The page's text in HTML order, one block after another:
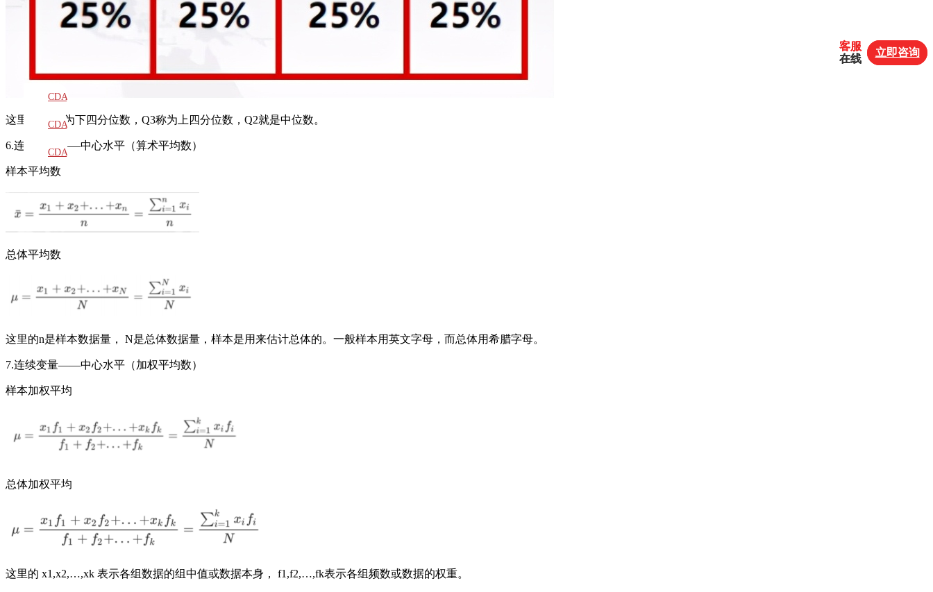
这里的Q1称为下四分位数，Q3称为上四分位数，Q2就是中位数。
6.连续变量——中心水平（算术平均数）
样本平均数
总体平均数
这里的n是样本数据量， N是总体数据量，样本是用来估计总体的。一般样本用英文字母，而总体用希腊字母。
7.连续变量——中心水平（加权平均数）
样本加权平均
总体加权平均
这里的 x1,x2,…,xk 表示各组数据的组中值或数据本身， f1,f2,…,fk表示各组频数或数据的权重。
CDA
教材
CDA
题库
CDA
大纲
客服
在线
立即咨询
客服
在线
立即咨询